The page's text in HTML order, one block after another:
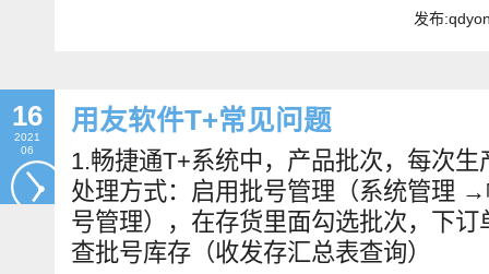
发布
16
2021
06
用友软件T+常见问题
1.畅捷通T+系统中，产品批次，每次
处理方式：启用批号管理（系统管理
号管理），在存货里面勾选批次，下
查批号库存（收发存汇总表查询）